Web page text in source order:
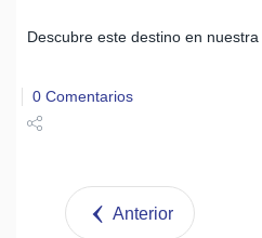
Descubre este destino en nuestra
0 Comentarios
Tweet
Anterior